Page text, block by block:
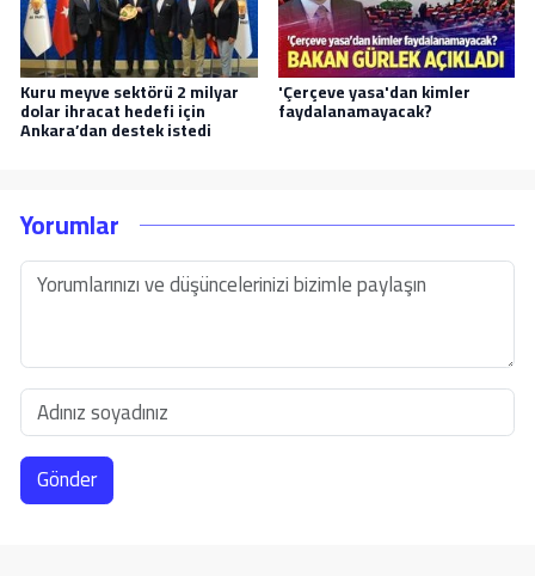
Kuru meyve sektörü 2 milyar
dolar ihracat hedefi için
Ankara’dan destek istedi
'Çerçeve yasa'dan kimler
faydalanamayacak?
Yorumlar
Gönder